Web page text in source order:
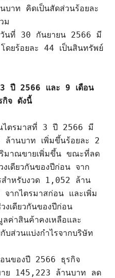
าท คิดเป็นสัดส่วนร้อยละ
วม
นที่ 30 กันยายน 2566 มี
ยร้อยละ 44 เป็นสินทรัพย์
3 ปี 2566 และ 9 เดือน
ไตรมาสที่ 3 ปี 2566 มี
ล้านบาท เพิ่มขึ้นร้อยละ 2
ริมาณขายเพิ่มขึ้น ขณะที่ลด
เดียวกันของปีก่อน จาก
สำหรับงวด 1,052 ล้าน
ากไตรมาสก่อน และเพิ่ม
เดียวกันของปีก่อน
ลค่าสินค้าคงเหลือและ
ส่วนแบ่งกำไรจากบริษัท
นของปี 2566 ธุรกิจ
าย 145,223 ล้านบาท ลด